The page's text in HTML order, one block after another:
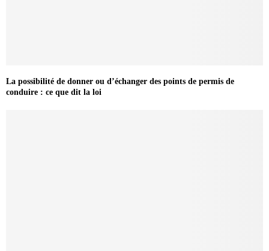
La possibilité de donner ou d’échanger des points de permis de
conduire : ce que dit la loi